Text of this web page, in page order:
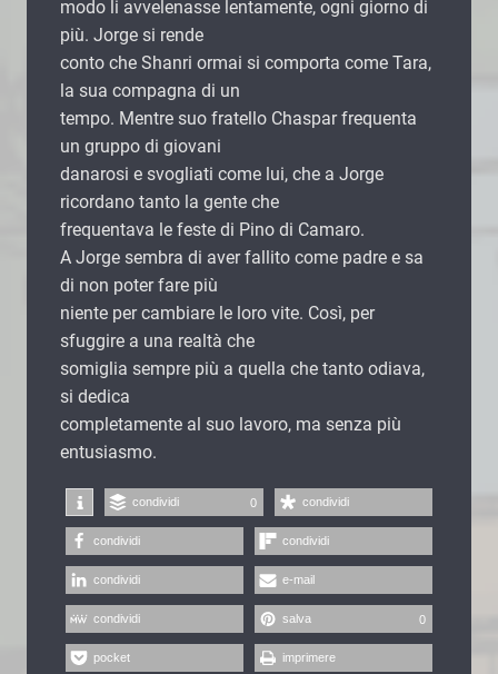
modo li avvelenasse lentamente, ogni giorno di
più. Jorge si rende
conto che Shanri ormai si comporta come Tara,
la sua compagna di un
tempo. Mentre suo fratello Chaspar frequenta
un gruppo di giovani
danarosi e svogliati come lui, che a Jorge
ricordano tanto la gente che
frequentava le feste di Pino di Camaro.
A Jorge sembra di aver fallito come padre e sa
di non poter fare più
niente per cambiare le loro vite. Così, per
sfuggire a una realtà che
somiglia sempre più a quella che tanto odiava,
si dedica
completamente al suo lavoro, ma senza più
entusiasmo.
condividi 0 condividi
condividi condividi
condividi e-mail
condividi salva 0
pocket imprimere